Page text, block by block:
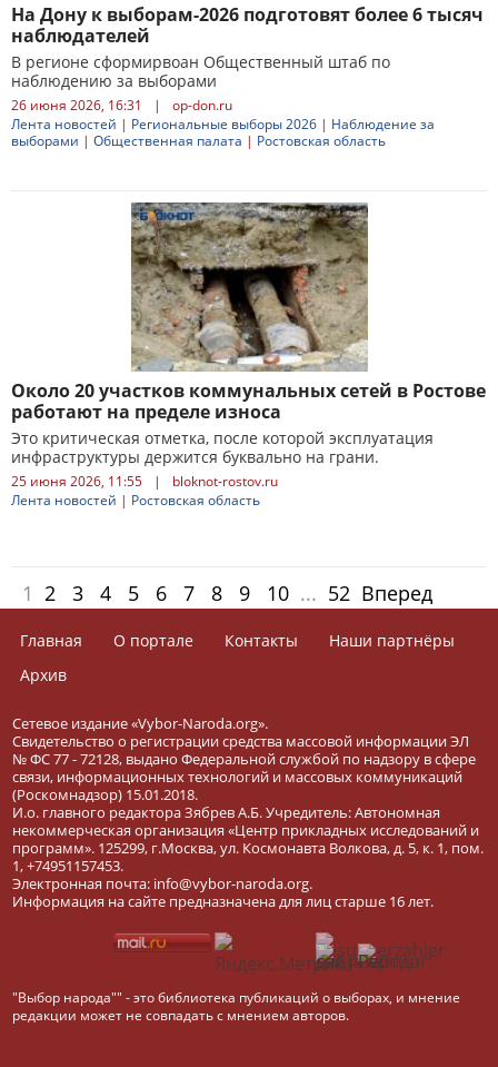
На Дону к выборам-2026 подготовят более 6 тысяч
наблюдателей
В регионе сформирвоан Общественный штаб по
наблюдению за выборами
26 июня 2026, 16:31 |
op-don.ru
Лента новостей | Региональные выборы 2026 | Наблюдение за
выборами | Общественная палата | Ростовская область
Около 20 участков коммунальных сетей в Ростове
работают на пределе износа
Это критическая отметка, после которой эксплуатация
инфраструктуры держится буквально на грани.
25 июня 2026, 11:55 |
bloknot-rostov.ru
Лента новостей | Ростовская область
1 2 3 4 5 6 7 8 9 10 ... 52 Вперед
Главная О портале Контакты
Наши партнёры
Архив
Сетевое издание «Vybor-Naroda.org».
Свидетельство о регистрации средства массовой информации ЭЛ
№ ФС 77 - 72128, выдано Федеральной службой по надзору в сфере
связи, информационных технологий и массовых коммуникаций
(Роскомнадзор) 15.01.2018.
И.о. главного редактора Зябрев А.Б. Учредитель: Автономная
некоммерческая организация «Центр прикладных исследований и
программ». 125299, г.Москва, ул. Космонавта Волкова, д. 5, к. 1, пом.
1, +74951157453.
Электронная почта: info@vybor-naroda.org.
Информация на сайте предназначена для лиц старше 16 лет.
"Выбор народа"" - это библиотека публикаций о выборах, и мнение
редакции может не совпадать с мнением авторов.